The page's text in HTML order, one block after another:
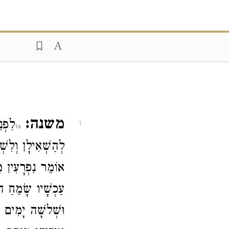
1 משנה:
לְהַשְׁאִילָן
אוֹמֵר
עַכְשָׁיו שָׂמֵחַ
וּשְׁלשָׁה יָמִים